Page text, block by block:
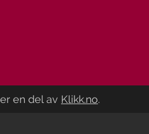
en del av Klikk.no.